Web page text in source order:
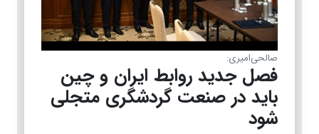
صالحی‌امیری:
فصل جدید روابط ایران و چین
باید در صنعت گردشگری متجلی
شود